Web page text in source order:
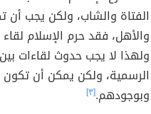
الفتاة والشاب، ولكن يجب
والأهل، فقد حرم الإسلام
ولهذا لا يجب حدوث لقاءات
الرسمية، ولكن يمكن أن
وبوجودهم.[٣]